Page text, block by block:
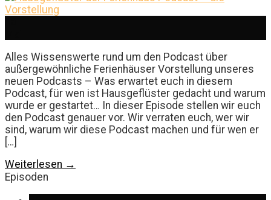
Alles Wissenswerte rund um den Podcast über
außergewöhnliche Ferienhäuser Vorstellung unseres
neuen Podcasts – Was erwartet euch in diesem
Podcast, für wen ist Hausgeflüster gedacht und warum
wurde er gestartet… In dieser Episode stellen wir euch
den Podcast genauer vor. Wir verraten euch, wer wir
sind, warum wir diese Podcast machen und für wen er
[…]
Weiterlesen →
Episoden